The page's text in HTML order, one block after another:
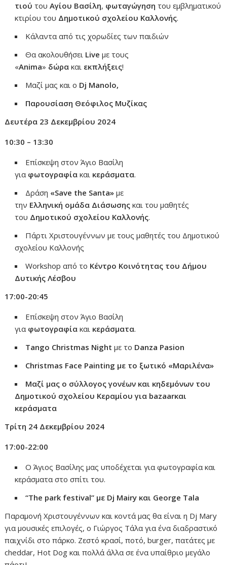
τιού τουΑγίου Βασίλη, φωταγώγηση του εμβληματικού
κτιρίου του Δημοτικού σχολείου Καλλονής.
Κάλαντα από τις χορωδίες των παιδιών
Θα ακολουθήσει Live με τους
«Anima» δώρα και εκπλήξεις!
Μαζί μας και ο Dj Manolo,
Παρουσίαση Θεόφιλος Μυζίκας
Δευτέρα 23 Δεκεμβρίου 2024
10:30 – 13:30
Επίσκεψη στον Άγιο Βασίλη
για φωτογραφία και κεράσματα.
Δράση «Save the Santa» με
την Ελληνική ομάδα Διάσωσης και του μαθητές
του Δημοτικού σχολείου Καλλονής.
Πάρτι Χριστουγέννων με τους μαθητές του Δημοτικού
σχολείου Καλλονής
Workshop από το Κέντρο Κοινότητας του Δήμου
Δυτικής Λέσβου
17:00-20:45
Επίσκεψη στον Άγιο Βασίλη
για φωτογραφία και κεράσματα.
Tango Christmas Nightμε το Danza Pasion
Christmas Face Painting με το ξωτικό «Μαριλένα»
Μαζί μας ο σύλλογος γονέων και κηδεμόνων του
Δημοτικού σχολείου Κεραμίου για bazaarκαι
κεράσματα
Τρίτη 24 Δεκεμβρίου 2024
17:00-22:00
Ο Άγιος Βασίλης μας υποδέχεται για φωτογραφία και
κεράσματα στο σπίτι του.
“The park festival” με Dj Mairy και George Tala
Παραμονή Χριστουγέννων και κοντά μας θα είναι η Dj Mary
για μουσικές επιλογές, ο Γιώργος Τάλα για ένα διαδραστικό
παιχνίδι στο πάρκο. Ζεστό κρασί, ποτό, burger, πατάτες με
cheddar, Hot Dog και πολλά άλλα σε ένα υπαίθριο μεγάλο